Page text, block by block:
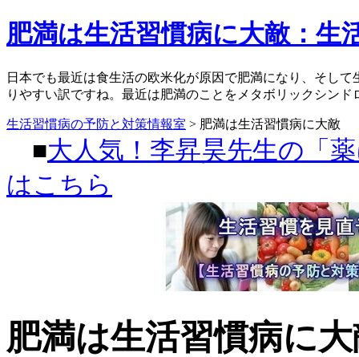
肥満は生活習慣病に大敵：生
日本でも最近は食生活の欧米化が原因で肥満になり、そし
りやすい訳ですね。最近は肥満のことをメタボリックシン
生活習慣病の予防と対策情報室 > 肥満は生活習慣病に大敵
■大人気！李昇昊先生の「
はこちら
肥満は生活習慣病に